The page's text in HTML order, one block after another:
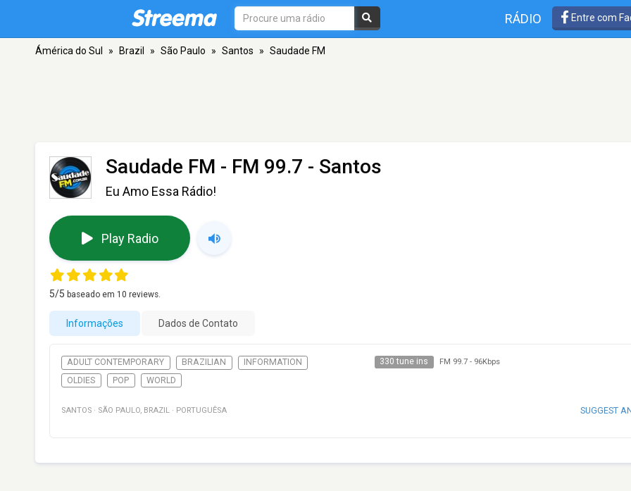
RÁDIO Entre com
Ámérica do Sul » Brazil » São Paulo » Santos » Saudade FM
Saudade FM - FM 99.7 - Santos
Eu Amo Essa Rádio!
Play Radio
5/5 baseado em 10 reviews.
Informações Dados de Contato
ADULT CONTEMPORARY BRAZILIAN
INFORMATION
OLDIES
POP WORLD
330 tune ins FM 99.7- 96Kbps
SANTOS · SÃO PAULO, BRAZIL · PORTUGUÊSA SUGGEST